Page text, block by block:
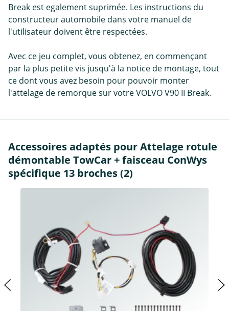
Break est egalement suprimée. Les instructions du
constructeur automobile dans votre manuel de
l'utilisateur doivent être respectées.
Avec ce jeu complet, vous obtenez, en commençant
par la plus petite vis jusqu'à la notice de montage, tout
ce dont vous avez besoin pour pouvoir monter
l'attelage de remorque sur votre VOLVO V90 II Break.
Accessoires adaptés pour Attelage rotule
démontable TowCar + faisceau ConWys
spécifique 13 broches (2)